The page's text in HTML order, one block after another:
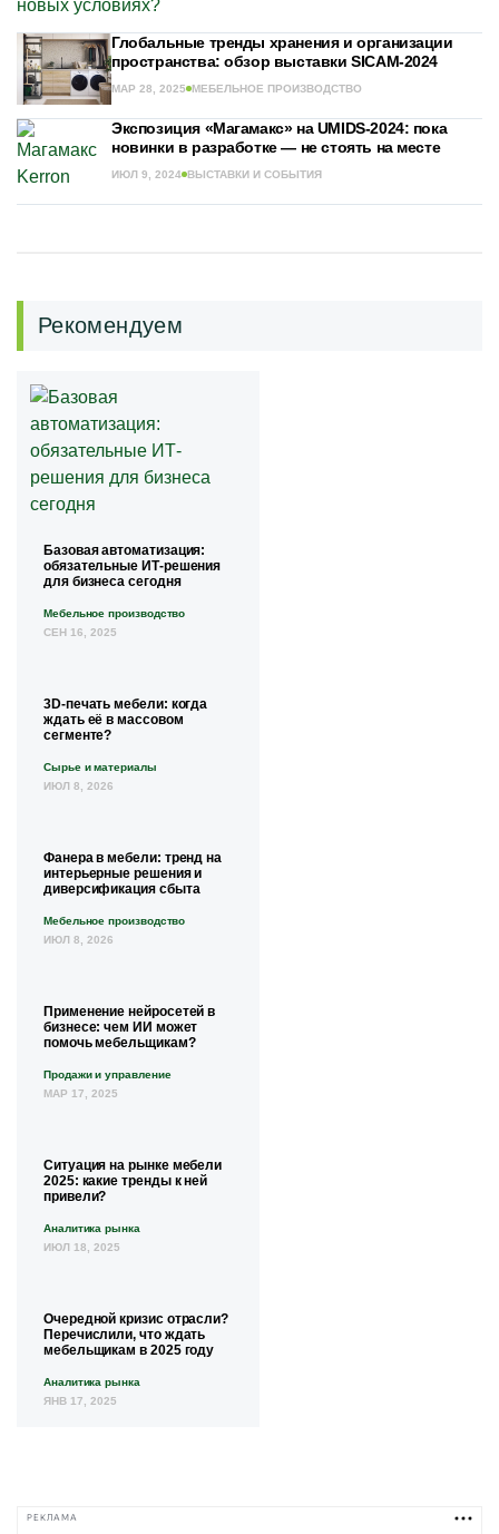
Глобальные тренды хранения и организации
пространства: обзор выставки SICAM-2024
МАР 28, 2025 МЕБЕЛЬНОЕ ПРОИЗВОДСТВО
Экспозиция «Магамакс» на UMIDS-2024: пока
новинки в разработке — не стоять на месте
ИЮЛ 9, 2024 ВЫСТАВКИ И СОБЫТИЯ
Рекомендуем
Базовая автоматизация:
обязательные ИТ-решения
для бизнеса сегодня
Мебельное производство
СЕН 16, 2025
3D-печать мебели: когда
ждать её в массовом
сегменте?
Сырье и материалы
ИЮЛ 8, 2026
Фанера в мебели: тренд на
интерьерные решения и
диверсификация сбыта
Мебельное производство
ИЮЛ 8, 2026
Применение нейросетей в
бизнесе: чем ИИ может
помочь мебельщикам?
Продажи и управление
МАР 17, 2025
Ситуация на рынке мебели
2025: какие тренды к ней
привели?
Аналитика рынка
ИЮЛ 18, 2025
Очередной кризис отрасли?
Перечислили, что ждать
мебельщикам в 2025 году
Аналитика рынка
ЯНВ 17, 2025
РЕКЛАМА